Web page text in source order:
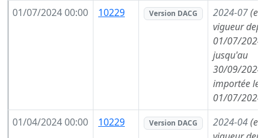
01/07/2024 00:00
10229 Version DACG 2024-07(en
vigueur
01/07/2024,
jusqu'au
30/09/2024,
importée le
01/07/2024)
01/04/2024 00:00
10229 Version DACG 2024-04(en